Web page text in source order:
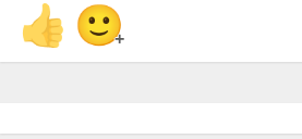
👍 🙂+